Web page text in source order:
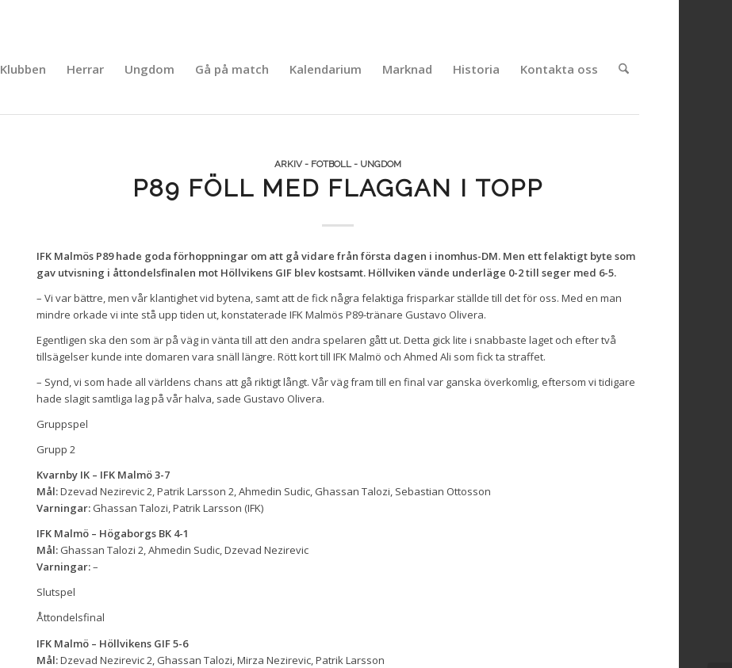
Klubben Herrar Ungdom Gå på match Kalendarium Marknad Historia Kontakta oss
ARKIV - FOTBOLL - UNGDOM
P89 FÖLL MED FLAGGAN I TOPP
IFK Malmös P89 hade goda förhoppningar om att gå vidare från första dagen i inomhus-DM. Men ett felaktigt byte som
gav utvisning i åttondelsfinalen mot Höllvikens GIF blev kostsamt. Höllviken vände underläge 0-2 till seger med 6-5.
– Vi var bättre, men vår klantighet vid bytena, samt att de fick några felaktiga frisparkar ställde till det för oss. Med en man
mindre orkade vi inte stå upp tiden ut, konstaterade IFK Malmös P89-tränare Gustavo Olivera.
Egentligen ska den som är på väg in vänta till att den andra spelaren gått ut. Detta gick lite i snabbaste laget och efter två
tillsägelser kunde inte domaren vara snäll längre. Rött kort till IFK Malmö och Ahmed Ali som fick ta straffet.
– Synd, vi som hade all världens chans att gå riktigt långt. Vår väg fram till en final var ganska överkomlig, eftersom vi tidigare
hade slagit samtliga lag på vår halva, sade Gustavo Olivera.
Gruppspel
Grupp 2
Kvarnby IK – IFK Malmö 3-7
Mål:Dzevad Nezirevic 2, Patrik Larsson 2, Ahmedin Sudic, Ghassan Talozi, Sebastian Ottosson
Varningar:Ghassan Talozi, Patrik Larsson (IFK)
IFK Malmö – Högaborgs BK 4-1
Mål:Ghassan Talozi 2, Ahmedin Sudic, Dzevad Nezirevic
Varningar:–
Slutspel
Åttondelsfinal
IFK Malmö – Höllvikens GIF 5-6
Mål:Dzevad Nezirevic 2, Ghassan Talozi, Mirza Nezirevic, Patrik Larsson